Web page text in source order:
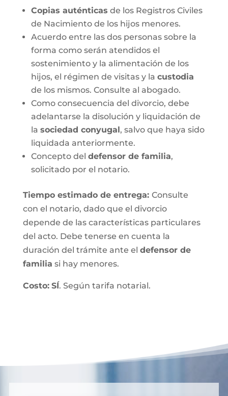
Copias auténticas de los Registros Civiles
de Nacimiento de los hijos menores.
Acuerdo entre las dos personas sobre la
forma como serán atendidos el
sostenimiento y la alimentación de los
hijos, el régimen de visitas y la custodia
de los mismos. Consulte al abogado.
Como consecuencia del divorcio, debe
adelantarse la disolución y liquidación de
la sociedad conyugal, salvo que haya sido
liquidada anteriormente.
Concepto del defensor de familia,
solicitado por el notario.
Tiempo estimado de entrega: Consulte
con el notario, dado que el divorcio
depende de las características particulares
del acto. Debe tenerse en cuenta la
duración del trámite ante el defensor de
familia si hay menores.
Costo: SÍ. Según tarifa notarial.